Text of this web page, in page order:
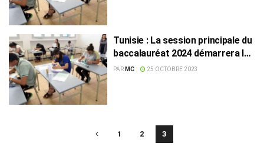
Tunisie : La session principale du
baccalauréat 2024 démarrera le
5 juin
PAR MC 25 OCTOBRE 2023
1 2 3